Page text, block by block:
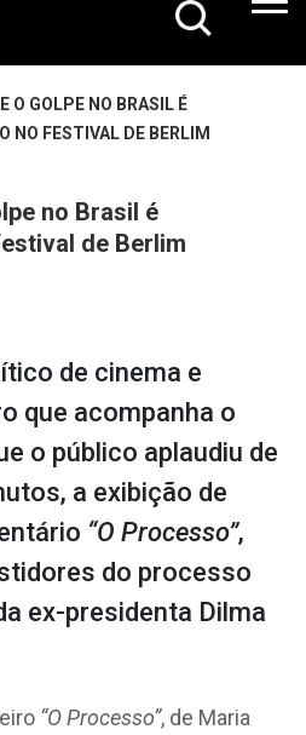
O GOLPE NO BRASIL É
NO FESTIVAL DE BERLIM
no Brasil é
de Berlim
de cinema e
que acompanha o
o público aplaudiu de
a exibição de
“O Processo”,
do processo
ex-presidenta Dilma
“O Processo”, de Maria